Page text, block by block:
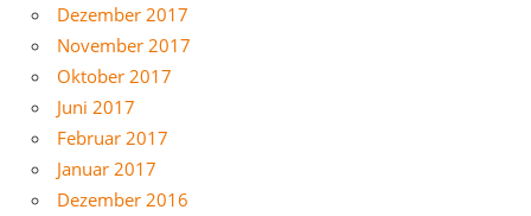
Dezember 2017
November 2017
Oktober 2017
Juni 2017
Februar 2017
Januar 2017
Dezember 2016